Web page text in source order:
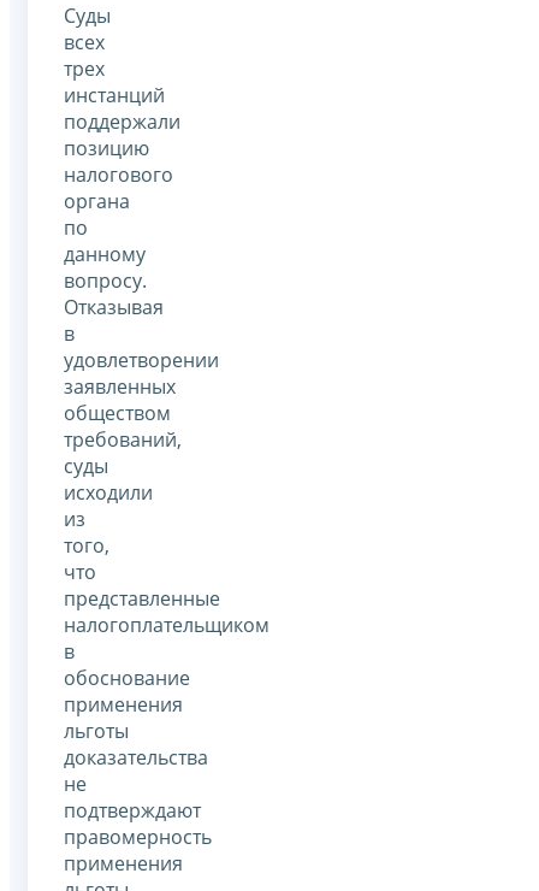
Суды
всех
трех
инстанций
поддержали
позицию
налогового
органа
по
данному
вопросу.
Отказывая
в
удовлетворении
заявленных
обществом
требований,
суды
исходили
из
того,
что
представленные
налогоплательщиком
в
обоснование
применения
льготы
доказательства
не
подтверждают
правомерность
применения